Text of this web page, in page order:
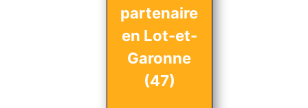
partenaire
en Lot-et-
Garonne
(47)